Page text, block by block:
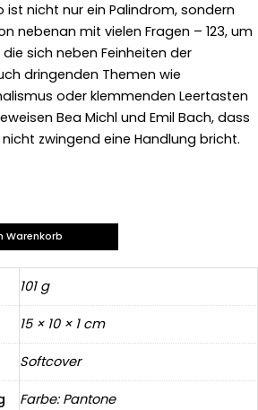
nicht nur ein Palindrom, sondern
nebenan mit vielen Fragen – 123, um
sich neben Feinheiten der
dringenden Themen wie
oder klemmenden Leertasten
Bea Michl und Emil Bach, dass
zwingend eine Handlung bricht.
Warenkorb
101 g
15 × 10 × 1 cm
Softcover
Farbe: Pantone